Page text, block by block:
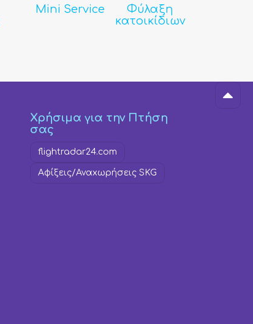
Mini Service
Φύλαξη
κατοικίδιων
Χρήσιμα για την Πτήση
σας
flightradar24.com
Αφίξεις/Αναxωρήσεις SKG